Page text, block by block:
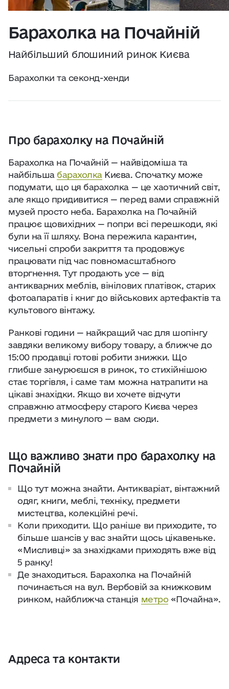
Про нас
Київ сьогодні
Найкращі готелі, ресторани та визначні
місця Києва
Практичні поради
Джерело:openweathermap.org
Барахолка на Почайній
Найбільший блошиний ринок Києва
Барахолки та секонд-хенди
Про барахолку на Почайній
Барахолка на Почайній — найвідоміша та
найбільша барахолкаКиєва. Спочатку може
подумати, що ця барахолка — це хаотичний світ,
але якщо придивитися — перед вами справжній
музей просто неба. Барахолка на Почайній
працює щовихідних — попри всі перешкоди, які
були на її шляху. Вона пережила карантин,
чисельні спроби закриття та продовжує
працювати під час повномасштабного
вторгнення. Тут продають усе — від
антикварних меблів, вінілових платівок, старих
фотоапаратів і книг до військових артефактів та
культового вінтажу.
Ранкові години — найкращий час для шопінгу
завдяки великому вибору товару, а ближче до
15:00 продавці готові робити знижки. Що
глибше занурюєшся в ринок, то стихійнішою
стає торгівля, і саме там можна натрапити на
цікаві знахідки. Якщо ви хочете відчути
справжню атмосферу старого Києва через
предмети з минулого — вам сюди.
Що важливо знати про барахолку на
Почайній
Що тут можна знайти. Антикваріат, вінтажний
одяг, книги, меблі, техніку, предмети
мистецтва, колекційні речі.
Коли приходити. Що раніше ви приходите, то
більше шансів у вас знайти щось цікавеньке.
«Мисливці» за знахідками приходять вже від
5 ранку!
Де знаходиться. Барахолка на Почайній
починається на вул. Вербовій за книжковим
ринком, найближча станція метро«Почайна».
Адреса та контакти